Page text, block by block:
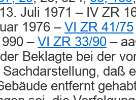
Juli 1971 – IV ZR
1976 – VI ZR 41/75
– VI ZR 33/90 –
Beklagte bei der
daß
entfernt